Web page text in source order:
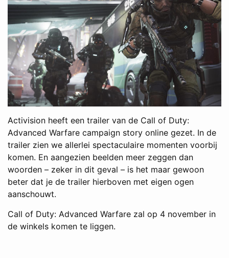
Activision heeft een trailer van de Call of Duty:
Advanced Warfare campaign story online gezet. In de
trailer zien we allerlei spectaculaire momenten voorbij
komen. En aangezien beelden meer zeggen dan
woorden – zeker in dit geval – is het maar gewoon
beter dat je de trailer hierboven met eigen ogen
aanschouwt.
Call of Duty: Advanced Warfare zal op 4 november in
de winkels komen te liggen.